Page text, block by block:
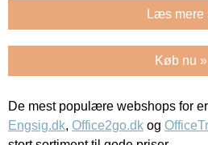
Læs mere
Køb nu »
De mest populære webshops for
Engsig.dk, Office2go.dk og